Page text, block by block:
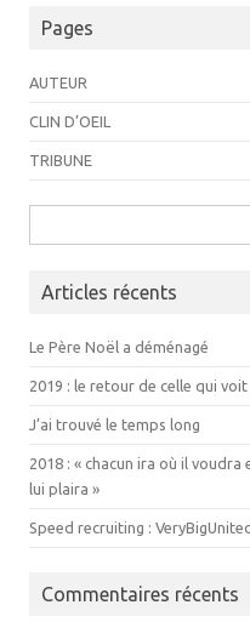
Pages
AUTEUR
CLIN D’OEIL
TRIBUNE
Articles récents
Le Père Noël a déménagé
2019 : le retour de celle qui voit
J’ai trouvé le temps long
2018 : « chacun ira où il
lui plaira »
Speed recruiting :
Commentaires récents